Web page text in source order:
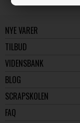
NYE VARER
TILBUD
VIDENSBANK
BLOG
SCRAPSKOLEN
FAQ